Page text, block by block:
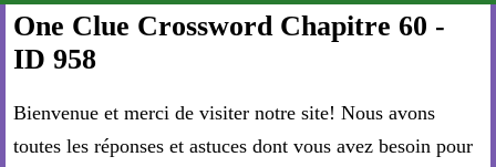
One Clue Crossword Chapitre 60 -
ID 958
Bienvenue et merci de visiter notre site! Nous avons
toutes les réponses et astuces dont vous avez besoin pour